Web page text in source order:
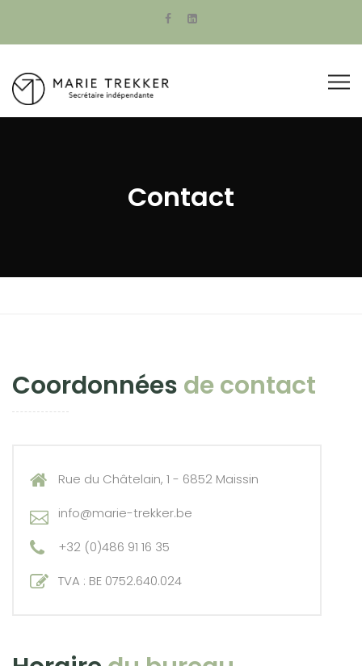
Contact
Coordonnées de contact
Rue du Châtelain, 1 - 6852 Maissin
info@marie-trekker.be
+32 (0)486 91 16 35
TVA : BE 0752.640.024